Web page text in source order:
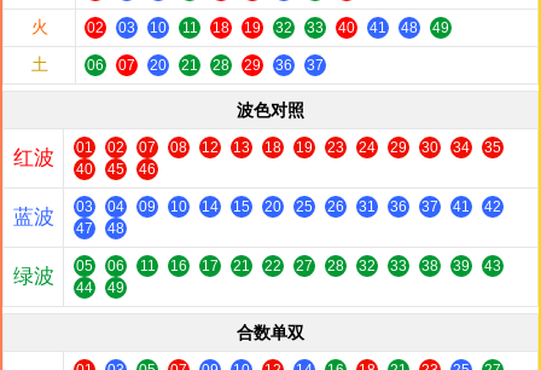
火 02 03 10 11 18 19 32 33 40 41 48 49
土 06 07 20 21 28 29 36 37
波色对照
红波 01 02 07 08 12 13 18 19 23 24 29 30 34
35
40
45 46
蓝波 03 04 09 10 14 15 20 25 26 31 36 37 41
42
47
48
绿波 05 06 11 16 17 21 22 27 28 32 33 38 39
43
44
49
合数单双